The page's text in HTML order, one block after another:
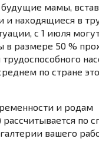
будущие мамы,
и находящиеся в
с 1 июля
в размере 50 %
по стране
и родам
рассчитывается по
вашего